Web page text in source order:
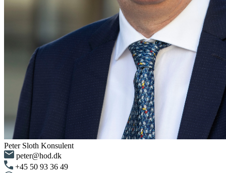
Peter Sloth Konsulent
peter@hod.dk
+45 50 93 36 49